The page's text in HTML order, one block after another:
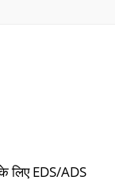
लिए EDS/ADS